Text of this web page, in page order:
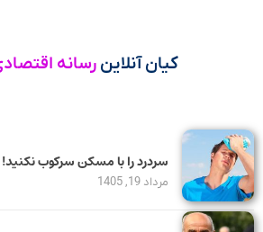
کیان آنلاین رسانه
سردرد را با مسکن سرکوب نکنید!
مرداد 19, 1405